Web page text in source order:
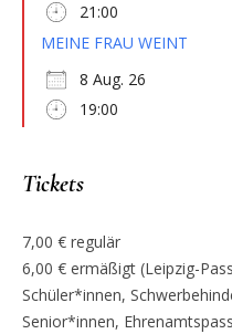
21:00
MEINE FRAU WEINT
8 Aug. 26
19:00
Tickets
7,00 € regulär
6,00 € ermäßigt (Leipzig-
Schüler*innen,
Senior*innen,